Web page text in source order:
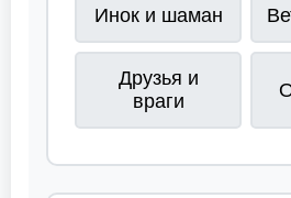
Инок и шаман
Друзья и
враги